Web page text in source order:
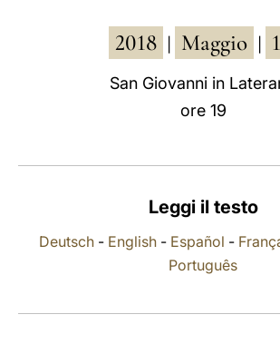
2018 Maggio
San Giovanni in
ore 19
Leggi il testo
Deutsch- English- Español -
Português